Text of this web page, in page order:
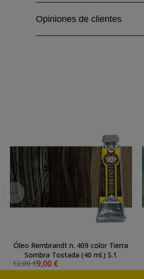
Opiniones de clientes
Óleo Rembrandt n. 409 color Tierra
Sombra Tostada (40 ml.) S.1
12,00 €9,00 €